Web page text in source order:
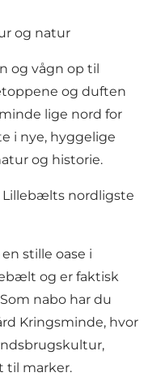
og natur
og vågn op til
og duften
lige nord for
i nye, hyggelige
og historie.
Lillebælts nordligste
stille oase i
og er faktisk
nabo har du
Kringsminde, hvor
til marker.